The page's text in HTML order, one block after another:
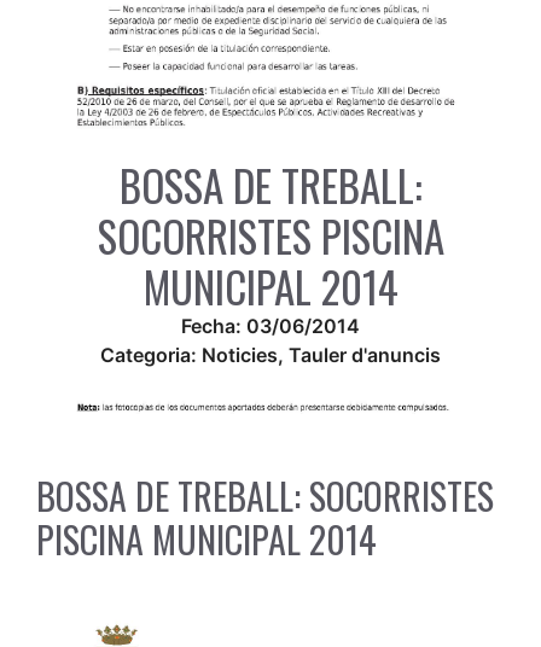
BOSSA DE TREBALL:
SOCORRISTES PISCINA
MUNICIPAL 2014
Fecha: 03/06/2014
Categoria: Noticies, Tauler d'anuncis
BOSSA DE TREBALL: SOCORRISTES
PISCINA MUNICIPAL 2014